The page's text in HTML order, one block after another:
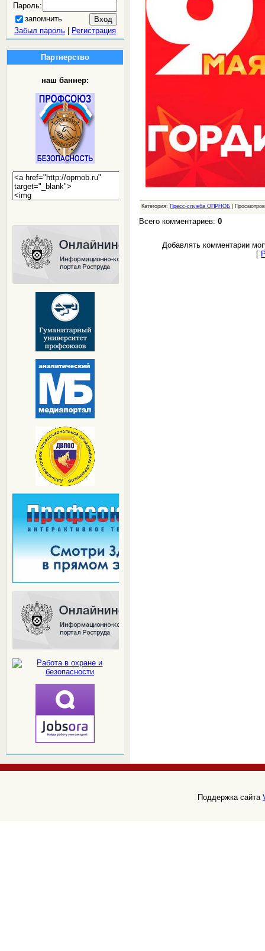
Пароль:
запомнить
Забыл пароль| Регистрация
Партнерство
наш баннер:
Категория: Пресс-служба ОПРНОБ |
Всего комментариев:0
Добавлять комментарии
[
Поддержка сайта